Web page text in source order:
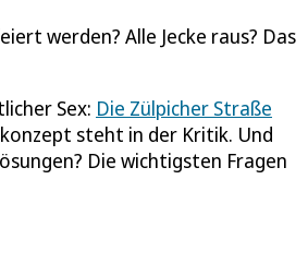
werden? Alle Jecke raus? Das
Sex: Die Zülpicher Straße
steht in der Kritik. Und
Die wichtigsten Fragen